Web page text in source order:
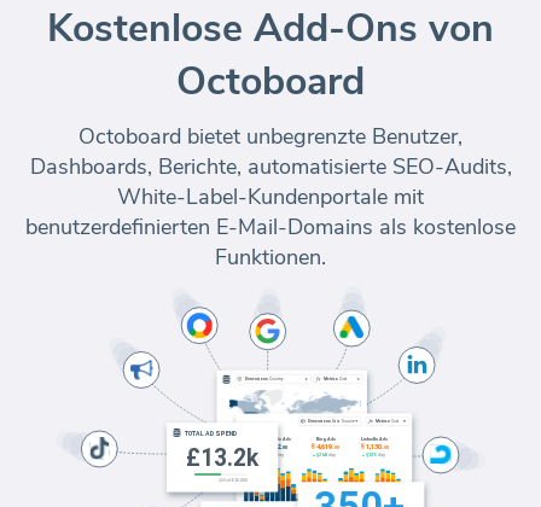
Kostenlose Add-Ons von
Octoboard
Octoboard bietet unbegrenzte Benutzer,
Dashboards, Berichte, automatisierte SEO-Audits,
White-Label-Kundenportale mit
benutzerdefinierten E-Mail-Domains als kostenlose
Funktionen.